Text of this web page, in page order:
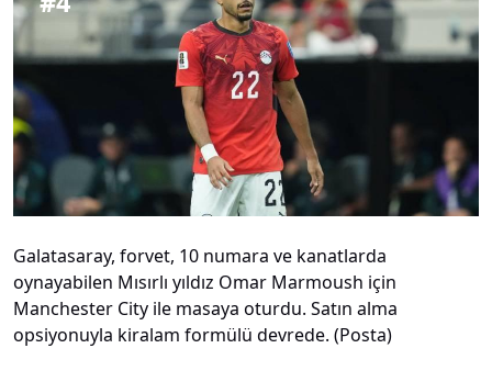
Galatasaray, forvet, 10 numara ve kanatlarda
oynayabilen Mısırlı yıldız Omar Marmoush için
Manchester City ile masaya oturdu. Satın alma
opsiyonuyla kiralam formülü devrede. (Posta)